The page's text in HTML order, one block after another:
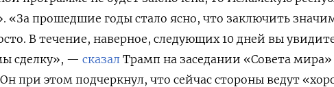
«За прошедшие годы стало ясно, что заключить
В течение, наверное, следующих 10 дней вы
сделку», — сказал Трамп на заседании «Совета мира»
при этом подчеркнул, что сейчас стороны ведут